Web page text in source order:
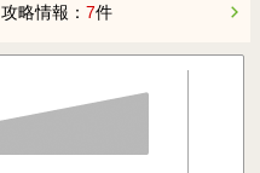
攻略情報： 7件